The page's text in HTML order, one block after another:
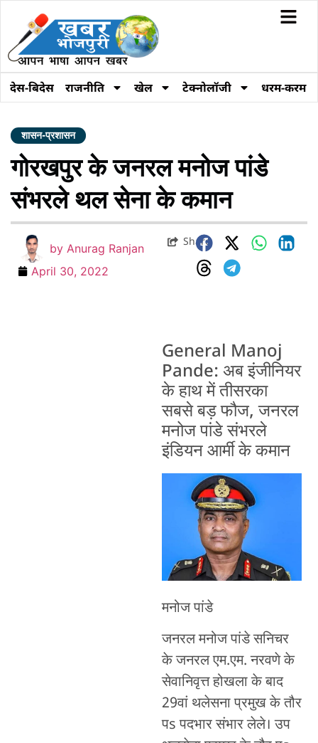
देस-बिदेस राजनीति खेल टेक्नोलॉजी धरम-करम
शासन-प्रशासन
गोरखपुर के जनरल मनोज पांडे
संभरले थल सेना के कमान
by Anurag Ranjan
April 30, 2022
Share
General Manoj
Pande: अब इंजीनियर
के हाथ में तीसरका
सबसे बड़ फौज, जनरल
मनोज पांडे संभरले
इंडियन आर्मी के कमान
मनोज पांडे
जनरल मनोज पांडे सनिचर
के जनरल एम.एम. नरवणे के
सेवानिवृत्त होखला के बाद
29वां थलेसना प्रमुख के तौर
पs पदभार संभार लेले। उप